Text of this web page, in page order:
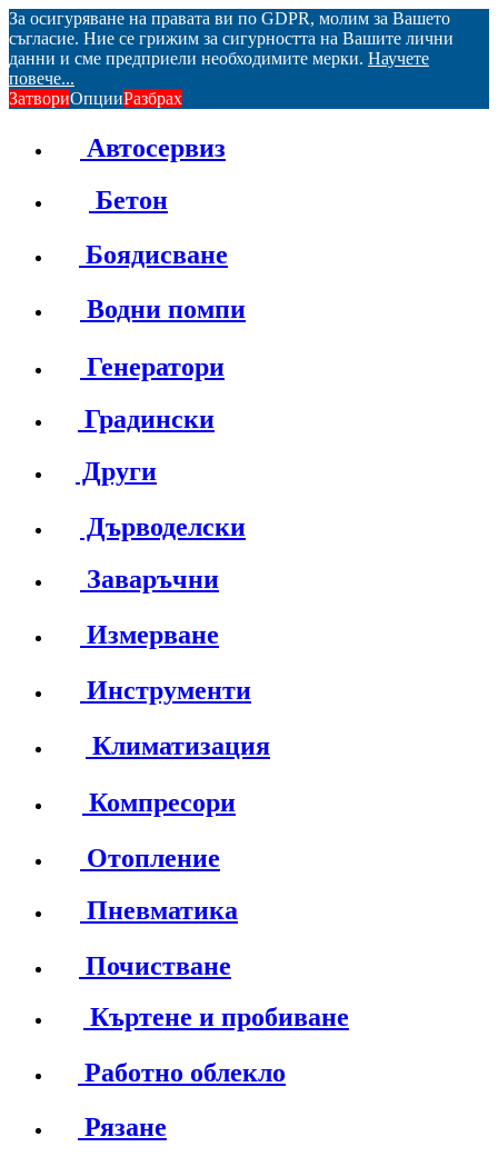
За осигуряване на правата ви по GDPR, молим за Вашето
съгласие. Ние се грижим за сигурността на Вашите лични
данни и сме предприели необходимите мерки. Научете
повече...
ЗатвориОпцииРазбрах
Автосервиз
Бетон
Боядисване
Водни помпи
Генератори
Градински
Други
Дърводелски
Заваръчни
Измерване
Инструменти
Климатизация
Компресори
Отопление
Пневматика
Почистване
Къртене и пробиване
Работно облекло
Рязане